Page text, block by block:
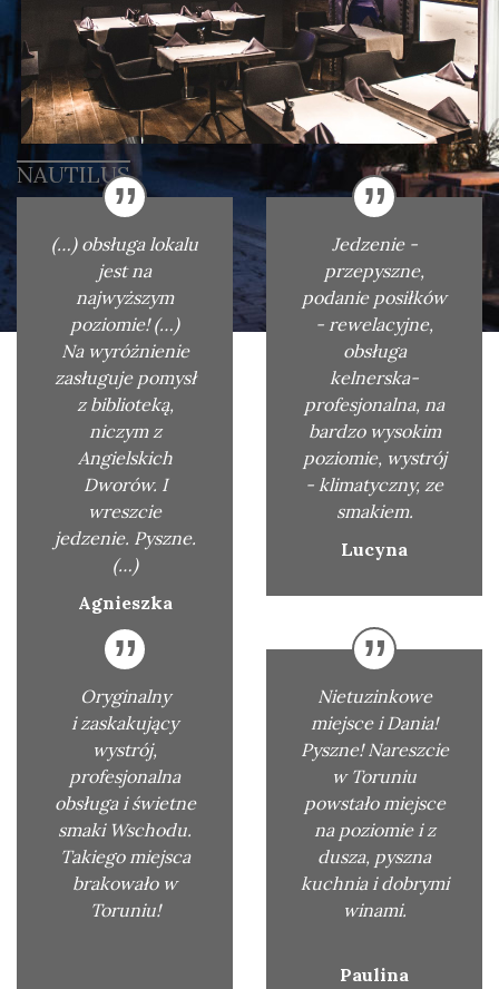
NAUTILUS
(…) obsługa lokalu
jest na
najwyższym
poziomie! (…)
Na wyróżnienie
zasługuje pomysł
z biblioteką,
niczym z
Angielskich
Dworów. I
wreszcie
jedzenie. Pyszne.
(…)
Agnieszka
Jedzenie -
przepyszne,
podanie posiłków
- rewelacyjne,
obsługa
kelnerska-
profesjonalna, na
bardzo wysokim
poziomie, wystrój
- klimatyczny, ze
smakiem.
Lucyna
Oryginalny
i zaskakujący
wystrój,
profesjonalna
obsługa i świetne
smaki Wschodu.
Takiego miejsca
brakowało w
Toruniu!
Nietuzinkowe
miejsce i Dania!
Pyszne! Nareszcie
w Toruniu
powstało miejsce
na poziomie i z
dusza, pyszna
kuchnia i dobrymi
winami.
Paulina